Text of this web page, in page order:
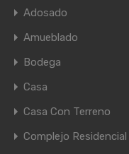
Adosado
Amueblado
Bodega
Casa
Casa Con Terreno
Complejo Residencial